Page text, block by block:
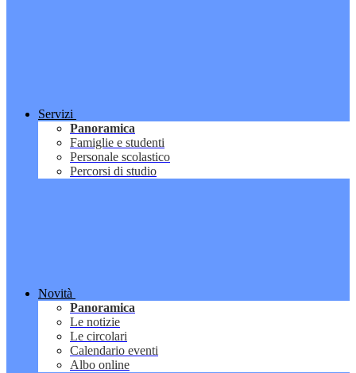
Servizi
Panoramica
Famiglie e studenti
Personale scolastico
Percorsi di studio
Novità
Panoramica
Le notizie
Le circolari
Calendario eventi
Albo online